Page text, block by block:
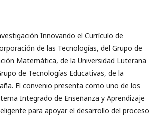
Innovando el Currículo de
de las Tecnologías, del Grupo de
Matemática, de la Universidad Luterana
de Tecnologías Educativas, de la
El convenio presenta como uno de los
Integrado de Enseñanza y Aprendizaje
para apoyar el desarrollo del proceso